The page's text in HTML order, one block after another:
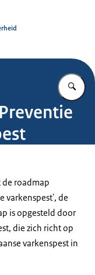
de roadmap
varkenspest', de
is opgesteld door
die zich richt op
varkenspest in